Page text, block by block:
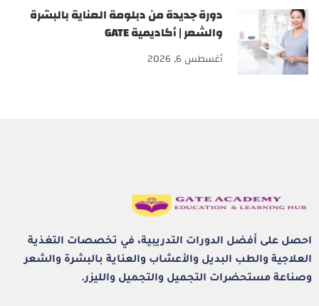
دورة جديدة من دبلومة العناية بالبشرة
والشعر | أكاديمية GATE
أغسطس 6, 2026
احصل على أفضل الدورات التدريبية، في تخصصات التغذية
العلاجية والطب البديل والأعشاب والعناية بالبشرة والشعر
وصناعة مستحضرات التجميل والتجميل والليزر.